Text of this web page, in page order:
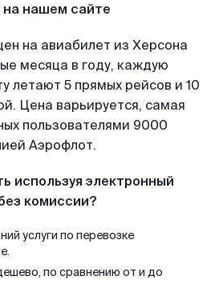
нашем сайте
на авиабилет из Херсона
месяца в году, каждую
летают 5 прямых рейсов и 10
Цена варьируется, самая
пользователями 9000
Аэрофлот.
используя электронный
комиссии?
услуги по перевозке
по сравнению от и до